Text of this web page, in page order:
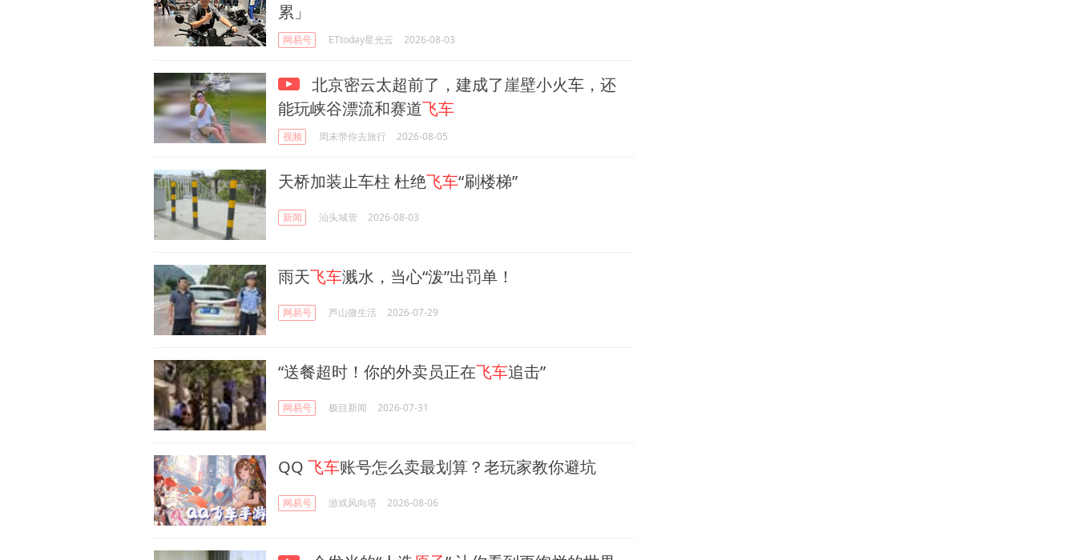
累」
网易号 ETtoday星光云 2026-08-03
北京密云太超前了，建成了崖壁小火车，还
能玩峡谷漂流和赛道飞车
视频 周末带你去旅行 2026-08-05
天桥加装止车柱 杜绝飞车“刷楼梯”
新闻 汕头城管 2026-08-03
雨天飞车溅水，当心“泼”出罚单！
网易号 芦山微生活 2026-07-29
“送餐超时！你的外卖员正在飞车追击”
网易号 极目新闻 2026-07-31
QQ 飞车账号怎么卖最划算？老玩家教你避坑
网易号 游戏风向塔 2026-08-06